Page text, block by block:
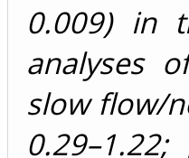
0.009) in
analyses
slow flow/